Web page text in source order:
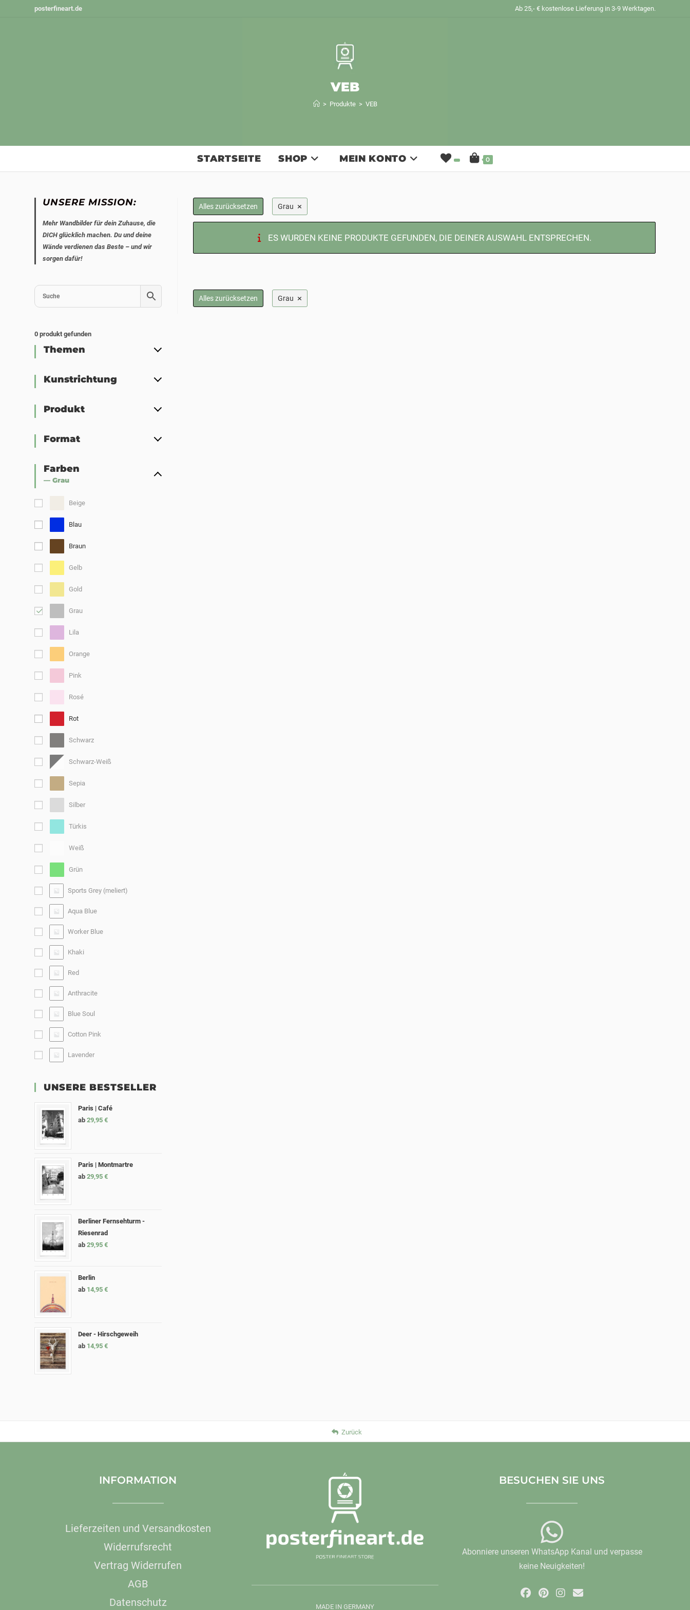
posterfineart.de Ab 25,- € kostenlose Lieferung in 3-9 Werktagen.
VEB
> Produkte > VEB
STARTSEITE SHOP MEIN KONTO 0
Alles zurücksetzen Grau ×
ES WURDEN KEINE PRODUKTE GEFUNDEN, DIE DEINER AUSWAHL ENTSPRECHEN.
Alles zurücksetzen Grau ×
UNSERE MISSION:
Mehr Wandbilder für dein Zuhause, die
DICH glücklich machen. Du und deine
Wände verdienen das Beste – und wir
sorgen dafür!
0 produkt gefunden
Themen
Kunstrichtung
Produkt
Format
Farben
— Grau
Beige
Blau
Braun
Gelb
Gold
Grau
Lila
Orange
Pink
Rosé
Rot
Schwarz
Schwarz-Weiß
Sepia
Silber
Türkis
Weiß
Grün
Sports Grey (meliert)
Aqua Blue
Worker Blue
Khaki
Red
Anthracite
Blue Soul
Cotton Pink
Lavender
UNSERE BESTSELLER
Paris | Café
ab29,95€
Paris | Montmartre
ab29,95€
Berliner Fernsehturm -
Riesenrad
ab29,95€
Berlin
ab 14,95€
Deer - Hirschgeweih
ab 14,95€
Zurück
INFORMATION
Lieferzeiten und Versandkosten
Widerrufsrecht
Vertrag Widerrufen
AGB
Datenschutz
MADE IN GERMANY
BESUCHEN SIE UNS
Abonniere unseren WhatsApp Kanal und verpasse
keine Neuigkeiten!